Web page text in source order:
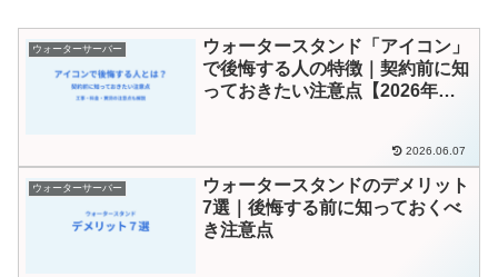
ウォーターサーバー
ウォータースタンド「アイコン」
で後悔する人の特徴｜契約前に知
っておきたい注意点【2026年
2026.06.07
ウォーターサーバー
ウォータースタンドのデメリット
7選｜後悔する前に知っておくべ
き注意点